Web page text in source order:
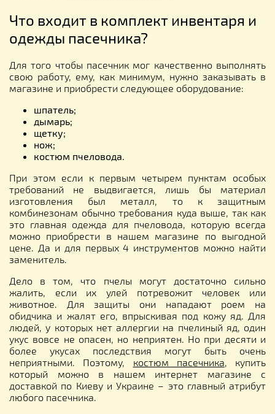
Что входит в комплект инвентаря и
одежды пасечника?
Для того чтобы пасечник мог качественно выполнять
свою работу, ему, как минимум, нужно заказывать в
магазине и приобрести следующее оборудование:
шпатель;
дымарь;
щетку;
нож;
костюм пчеловода.
При этом если к первым четырем пунктам особых
требований не выдвигается, лишь бы материал
изготовления был металл, то к защитным
комбинезонам обычно требования куда выше, так как
это главная одежда для пчеловода, которую всегда
можно приобрести в нашем магазине по выгодной
цене. Да и для первых 4 инструментов можно найти
заменитель.
Дело в том, что пчелы могут достаточно сильно
жалить, если их улей потревожит человек или
животное. Для защиты они нападают роем на
обидчика и жалят его, впрыскивая под кожу яд. Для
людей, у которых нет аллергии на пчелиный яд, один
укус вовсе не опасен, но неприятен. Но при десяти и
более укусах последствия могут быть очень
неприятными. Поэтому, костюм пасечника, купить
который можно в нашем интернет магазине с
доставкой по Киеву и Украине – это главный атрибут
любого пасечника.